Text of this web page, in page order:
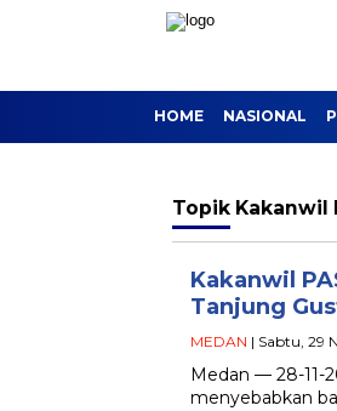
HOME NASIONAL
Topik Kakanwil
Kakanwil
Tanjung
MEDAN | Sabtu, 29
Medan — 28-11-
menyebabkan